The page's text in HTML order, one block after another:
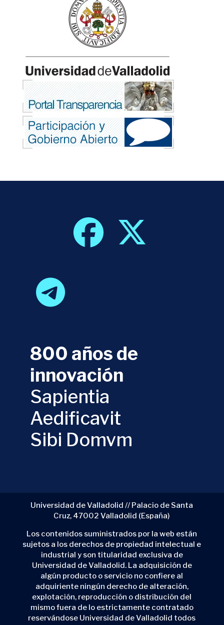
800 años de
innovación
Sapientia
Aedificavit
Sibi Domvm
Universidad de Valladolid // Palacio de Santa
Cruz, 47002 Valladolid (España)
Los contenidos suministrados por la web están
sujetos a los derechos de propiedad intelectual e
industrial y son titularidad exclusiva de
Universidad de Valladolid. La adquisición de
algún producto o servicio no confiere al
adquiriente ningún derecho de alteración,
explotación, reproducción o distribución del
mismo fuera de lo estrictamente contratado
reservándose Universidad de Valladolid todos